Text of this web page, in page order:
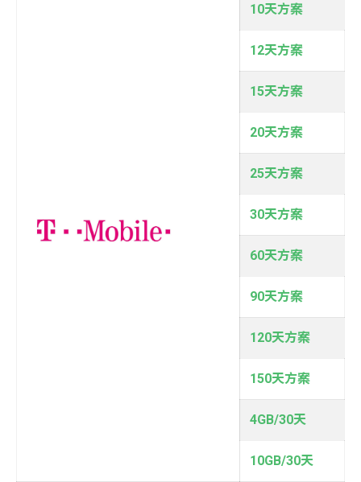
10天方案
12天方案
15天方案
20天方案
25天方案
30天方案
60天方案
90天方案
120天方案
150天方案
4GB/30天
10GB/30天